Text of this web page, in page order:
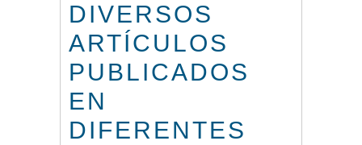
DIVERSOS
ARTÍCULOS
PUBLICADOS
EN
DIFERENTES